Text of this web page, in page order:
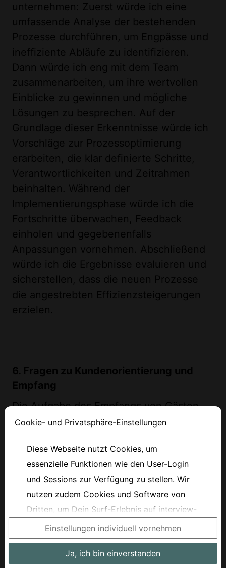
unternehmen: Zuerst würde ich eine
umfassende Analyse der bestehenden
Prozesse durchführen, um Engpässe und
ineffiziente Abläufe zu identifizieren.
Dann würde ich eng mit dem Team
zusammenarbeiten, um ihre wertvollen
Einblicke zu gewinnen und mögliche
Lösungen zu besprechen. Auf der
Grundlage dieser Erkenntnisse würde ich
Vorschläge zur Prozessoptimierung
erarbeiten, die klar definierte Schritte,
Verantwortlichkeiten und Zeitrahmen
beinhalten. Während der
Implementierungsphase würde ich die
Fortschritte überwachen, Feedback
einholen und gegebenenfalls
Anpassungen vornehmen. Abschließend
würde ich die Ergebnisse evaluieren und
sicherstellen, dass die neuen Prozesse
die angestrebten Effizienzsteigerungen
erzielen.
6. Fragen zu Kundenorientierung und
Empfang
Die Aufgabe des Empfangs von Gästen
und Kunden sowie der vertrauliche
Umgang mit Informationen erfordern ein
hohes Maß an Professionalität und
Diskretion. Diese Fragen ermöglichen es
dem Unternehmen zu verstehen, wie du
in solchen Situationen agierst und
sicherstellst, dass Kunden und Besucher
einen positiven Eindruck von dem
Unternehmen gewinnen.
Cookie- und Privatsphäre-Einstellungen
Diese Webseite nutzt Cookies, um
essenzielle Funktionen wie den User-Login
und Sessions zur Verfügung zu stellen. Wir
nutzen zudem Cookies und Software von
Dritten, um Dein Surf-Erlebnis auf interview-
fox.com zu verbessern. Du kannst entweder
nur essenzielle Cookies oder alle Cookies
akzeptieren. Du kannst Deine Einstellungen
Einstellungen individuell vornehmen
Ja, ich bin einverstanden